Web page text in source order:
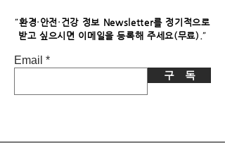
없습니다.
"환경·안전·건강 정보 Newsletter를 정기적으로
받고 싶으시면​ 이메일을 등록해 주세요(무료)."
Email
구 독